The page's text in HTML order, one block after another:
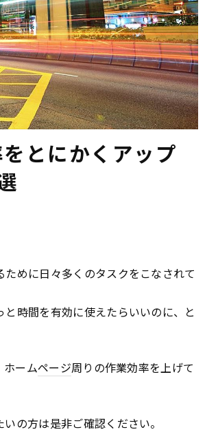
とにかくアップ
ために日々多くのタスクをこなされて
時間を有効に使えたらいいのに、と
ームページ周りの作業効率を上げて
の方は是非ご確認ください。